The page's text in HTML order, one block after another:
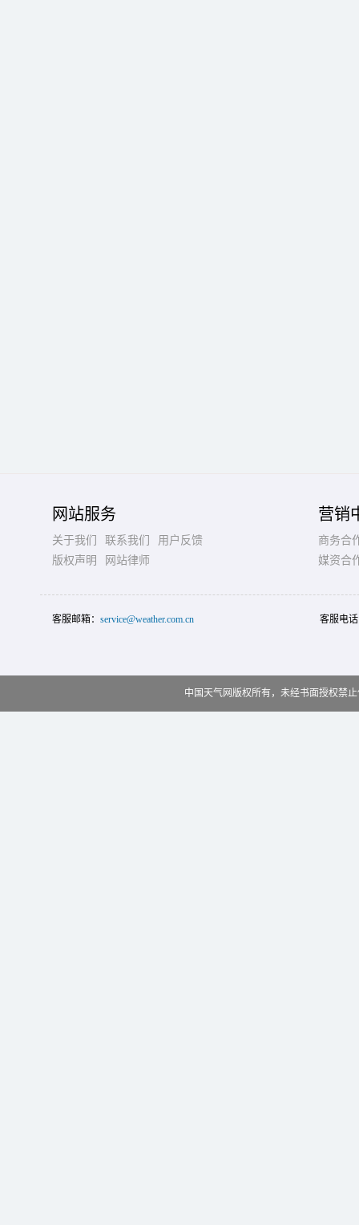
网站服务
关于我们 联系我们
用户反馈
版权声明
网站律师
营销
商务合
媒资合
客服邮箱： service@weather.com.cn 客服电
中国天气网版权所有，未经书面授权